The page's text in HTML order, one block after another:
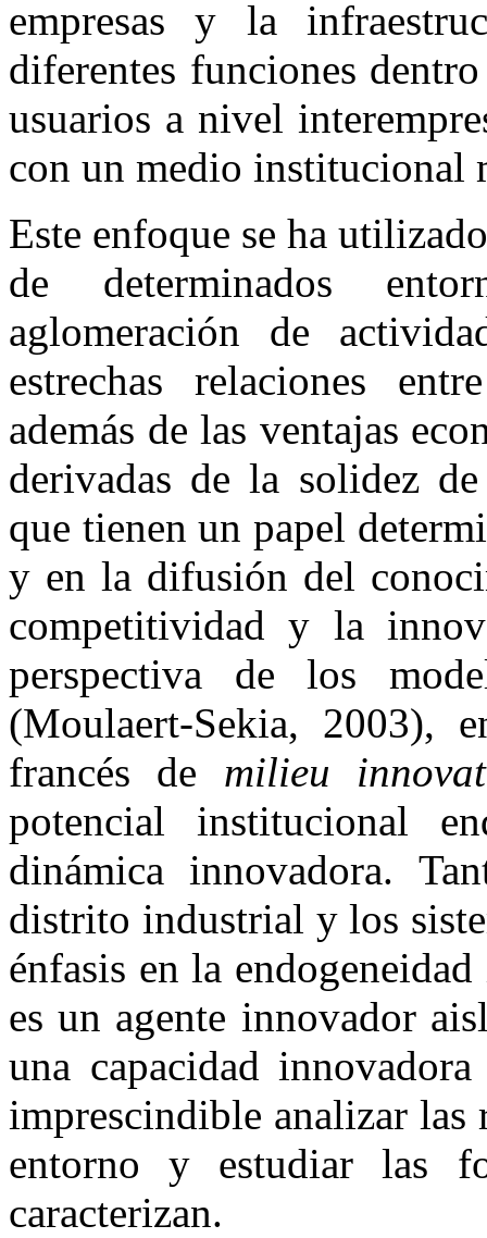
empresas y la
diferentes funciones
usuarios a nivel
con un medio institucional
Este enfoque se ha
de determinados
aglomeración de
estrechas relaciones
además de las ventajas
derivadas de la solidez
que tienen un papel
y en la difusión del
competitividad y la
perspectiva de los
(Moulaert-Sekia, 2003),
francés de milieu
potencial institucional
dinámica innovadora.
distrito industrial y los
énfasis en la
es un agente innovador
una capacidad
imprescindible analizar las
entorno y estudiar las
caracterizan.